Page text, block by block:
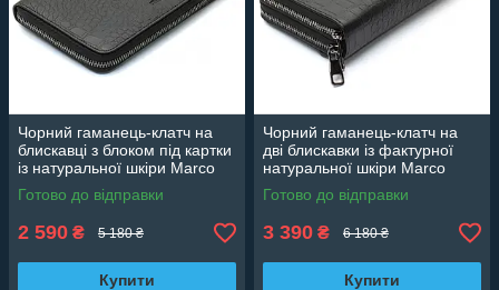
Чорний гаманець-клатч на
блискавці з блоком під картки
із натуральної шкіри Marco
Coverna MCJP-5901A
Готово до відправки
2 590 ₴ 5 180 ₴
Купити
Чорний гаманець-клатч на
дві блискавки із фактурної
натуральної шкіри Marco
Coverna MCJP-5902B
Готово до відправки
3 390 ₴ 6 180 ₴
Купити